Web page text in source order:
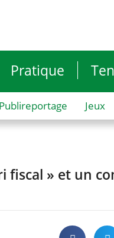
Pratique
Publireportage Jeux
fiscal » et un